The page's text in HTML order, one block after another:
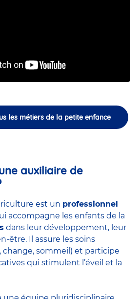
les métiers de la petite enfance
auxiliaire de
est un professionnel
accompagne les enfants de la
dans leur développement, leur
être. Il assure les soins
change, sommeil) et participe
qui stimulent l’éveil et la